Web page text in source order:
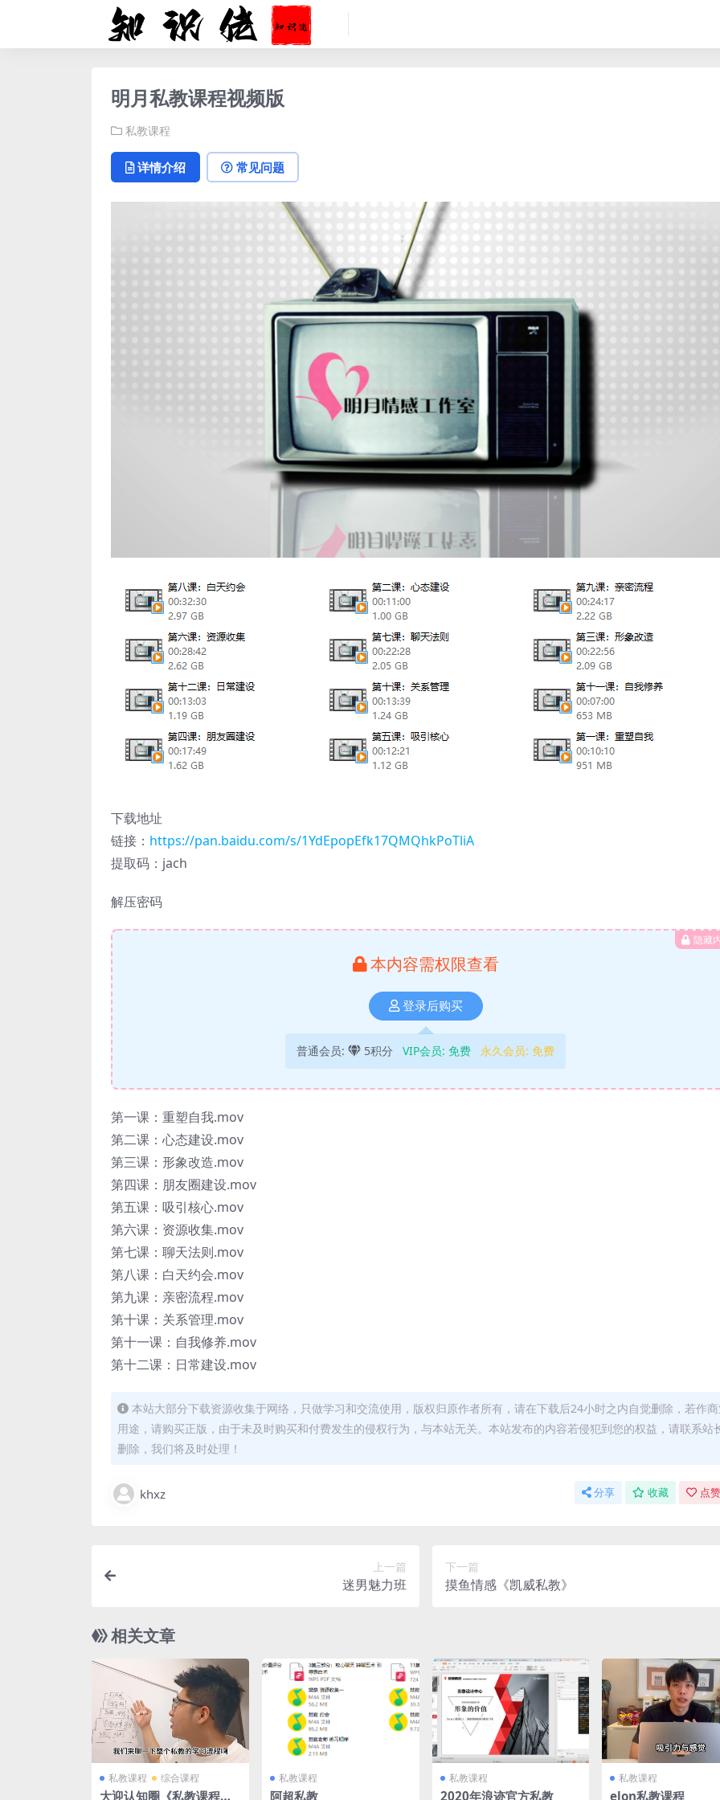
明月私教课程视频版
私教课程
详情介绍 常见问题
下载地址
链接： https://pan.baidu.com/s/1YdEpopEfk17QMQhkPoTliA
提取码：jach
解压密码
隐藏
本内容需权限查看
登录后购买
普通会员: 5积分 VIP会员: 免费 永久会员: 免费
第一课：重塑自我.mov
第二课：心态建设.mov
第三课：形象改造.mov
第四课：朋友圈建设.mov
第五课：吸引核心.mov
第六课：资源收集.mov
第七课：聊天法则.mov
第八课：白天约会.mov
第九课：亲密流程.mov
第十课：关系管理.mov
第十一课：自我修养.mov
第十二课：日常建设.mov
本站大部分下载资源收集于网络，只做学习和交流使用，版权归原作者所有，请在下载后24小时之内自觉删除，若作
用途，请购买正版，由于未及时购买和付费发生的侵权行为，与本站无关。本站发布的内容若侵犯到您的权益，请联系站
删除，我们将及时处理！
khxz 分享 收藏 点
上一篇
迷男魅力班
下一篇
摸鱼情感《凯威私教》
相关文章
私教课程 综合课程
大迎认知圈《私教课程》
私教课程
阿超私教
私教课程
2020年浪迹官方私教
私教课程
elon私教课程